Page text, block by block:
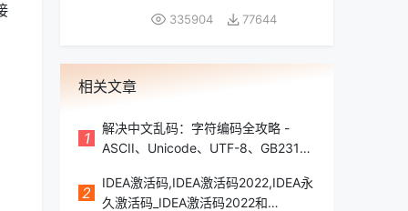
335904 77644
相关文章
1
解决中文乱码：字符编码全攻略 -
ASCII、Unicode、UTF-8、GB2312
2
IDEA激活码,IDEA激活码2022,IDEA永
久激活码_IDEA激活码2022和